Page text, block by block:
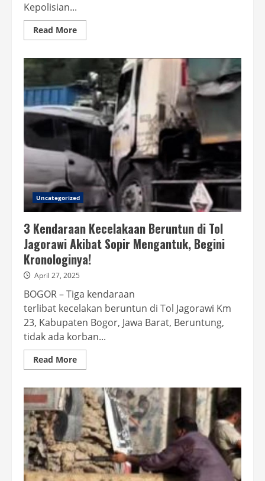
Kepolisian...
Read MoreRead
more
Bos
Ritel
Negara
Tetangga
RI
Cemas,
Maling
Toko
Makin
Menggila
Uncategorized
3 Kendaraan Kecelakaan Beruntun di Tol
Jagorawi Akibat Sopir Mengantuk, Begini
Kronologinya!
April 27, 2025
BOGOR – Tiga kendaraan
terlibat kecelakan beruntun di Tol Jagorawi Km
23, Kabupaten Bogor, Jawa Barat, Beruntung,
tidak ada korban...
Read MoreRead
more
Kendaraan
Kecelakaan
Beruntun
di
Tol
Jagorawi
Akibat
Sopir
Mengantuk,
Begini
Kronologinya!